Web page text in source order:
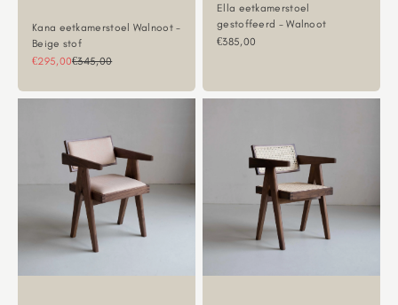
Kana eetkamerstoel Walnoot -
Beige stof
Aanbiedingsprijs
€295,00Normale prijs
€345,00
Ella eetkamerstoel
gestoffeerd - Walnoot
Aanbiedingsprijs
€385,00